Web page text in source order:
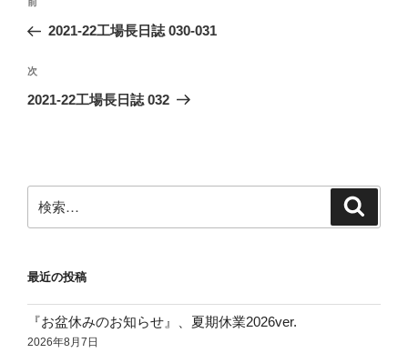
ナ
ビ
ゲ
ン
前
の
稿
2021-22工場長日誌 030-031
次
の
次
2021-22工場長日誌 032
索:
最近の投稿
『お盆休みのお知らせ』、夏期休業2026ver.
2026年8月7日